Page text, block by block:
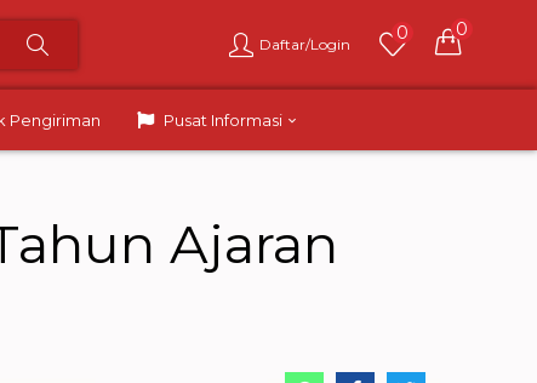
Daftar/Login
0 0
Pengiriman Pusat Informasi
Ajaran